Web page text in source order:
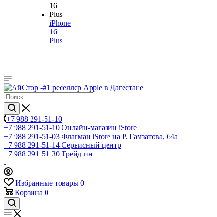
iPhone
16
Plus
+7 988 291-51-10
+7 988 291-51-10 Онлайн-магазин iStore
+7 988 291-51-03 Флагман iStore на Р. Гамзатова, 64а
+7 988 291-51-14 Сервисный центр
+7 988 291-51-30 Трейд-ин
Избранные товары 0
Корзина 0